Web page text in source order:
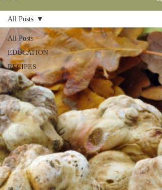
All Posts
EDUCATION
RECIPES
All Posts